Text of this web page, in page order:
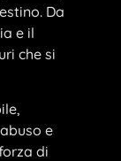
Da
e il
che si
e
di